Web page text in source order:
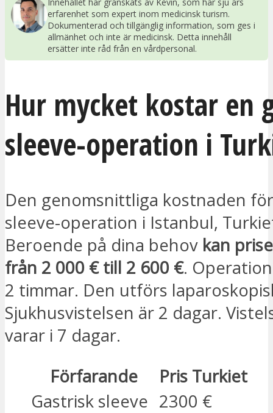
erfarenhet som expert inom medicinsk turism.
Dokumenterad och tillgänglig information, som ges i
allmänhet och inte är medicinsk. Detta innehåll
ersätter inte råd från en vårdpersonal.
Hur mycket kostar en
sleeve-operation i
Den genomsnittliga kostnaden
sleeve-operation i Istanbul,
Beroende på dina behov kan
från 2 000 € till 2 600 €.
2 timmar. Den utförs
Sjukhusvistelsen är 2 dagar.
varar i 7 dagar.
Förfarande
Pris Turkiet
Gastrisk sleeve 2300 €